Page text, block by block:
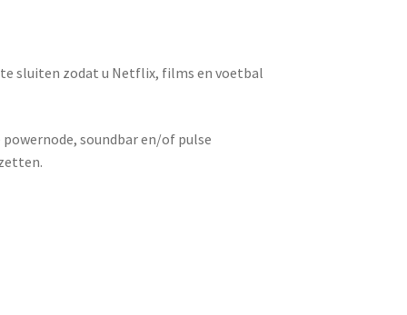
sluiten zodat u Netflix, films en voetbal
soundbar en/of pulse